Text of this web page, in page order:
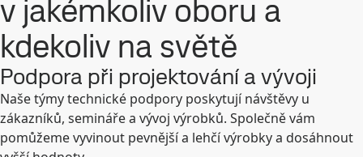
v jakémkoliv oboru a
kdekoliv na světě
Podpora při projektování a vývoji
Naše týmy technické podpory poskytují návštěvy u
zákazníků, semináře a vývoj výrobků. Společně vám
pomůžeme vyvinout pevnější a lehčí výrobky a dosáhnout